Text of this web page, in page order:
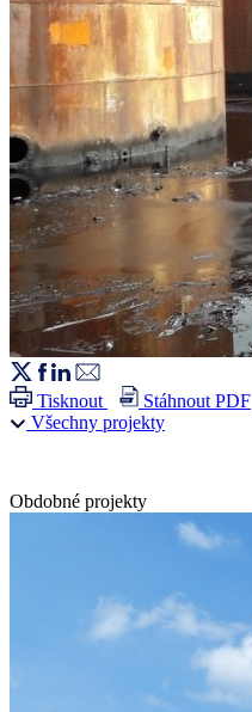
Tisknout
Stáhnout PDF
Všechny projekty
Obdobné projekty